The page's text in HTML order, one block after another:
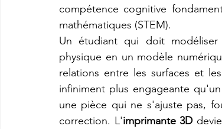
compétence cognitive
mathématiques (STEM).
Un étudiant qui doit
physique en un modèle
relations entre les surfaces et
infiniment plus engageante
une pièce qui ne s'ajuste pas,
correction. L'imprimante 3D